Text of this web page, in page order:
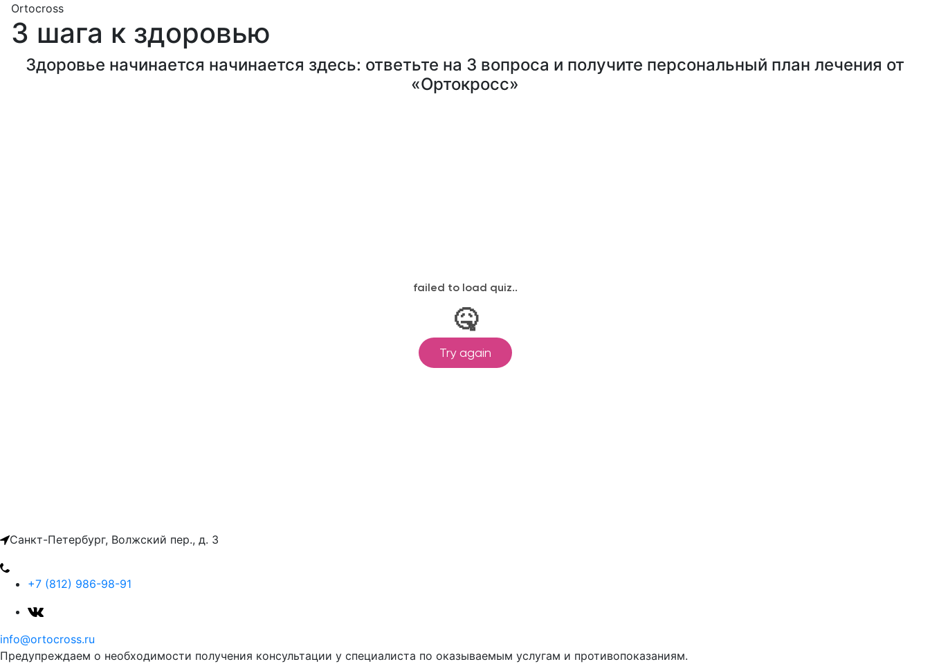
Ortocross
3 шага к здоровью
Здоровье начинается начинается здесь: ответьте на 3 вопроса и получите персональный план лечения от
«Ортокросс»
Санкт-Петербург, Волжский пер., д. 3
+7 (812) 986-98-91
info@ortocross.ru
Предупреждаем о необходимости получения консультации у специалиста по оказываемым услугам и противопоказаниям.